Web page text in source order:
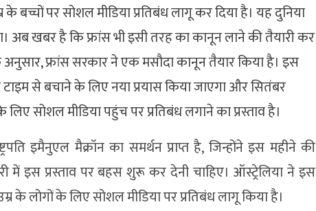
बच्चों पर सोशल मीडिया प्रतिबंध लागू कर दिया है। यह दुनिया
खबर है कि फ्रांस भी इसी तरह का कानून लाने की तैयारी कर
अनुसार, फ्रांस सरकार ने एक मसौदा कानून तैयार किया है। इस
से बचाने के लिए नया प्रयास किया जाएगा और सितंबर
सोशल मीडिया पहुंच पर प्रतिबंध लगाने का प्रस्ताव है।
इमैनुएल मैक्रॉन का समर्थन प्राप्त है, जिन्होंने इस महीने की
इस प्रस्ताव पर बहस शुरू कर देनी चाहिए। ऑस्ट्रेलिया ने इस
के लोगों के लिए सोशल मीडिया पर प्रतिबंध लागू किया है।